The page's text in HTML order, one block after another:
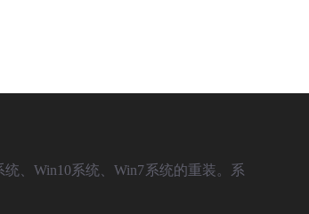
、Win10系统、Win7系统的重装。系